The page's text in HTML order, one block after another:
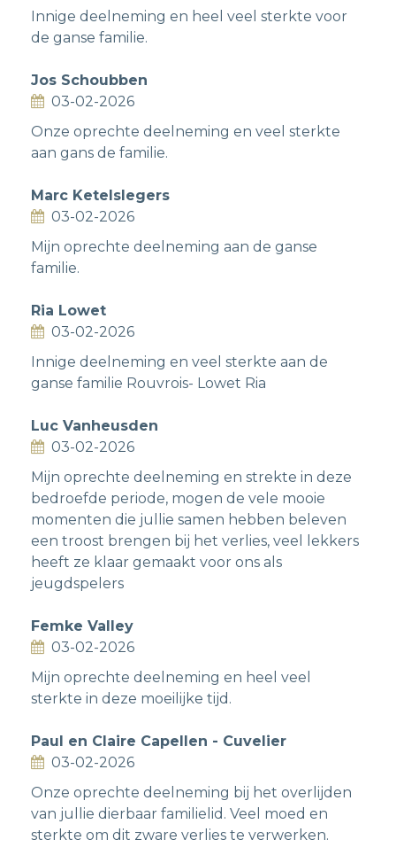
Innige deelneming en heel veel sterkte voor
de ganse familie.
Jos Schoubben
03-02-2026
Onze oprechte deelneming en veel sterkte
aan gans de familie.
Marc Ketelslegers
03-02-2026
Mijn oprechte deelneming aan de ganse
familie.
Ria Lowet
03-02-2026
Innige deelneming en veel sterkte aan de
ganse familie Rouvrois- Lowet Ria
Luc Vanheusden
03-02-2026
Mijn oprechte deelneming en strekte in deze
bedroefde periode, mogen de vele mooie
momenten die jullie samen hebben beleven
een troost brengen bij het verlies, veel lekkers
heeft ze klaar gemaakt voor ons als
jeugdspelers
Femke Valley
03-02-2026
Mijn oprechte deelneming en heel veel
sterkte in deze moeilijke tijd.
Paul en Claire Capellen - Cuvelier
03-02-2026
Onze oprechte deelneming bij het overlijden
van jullie dierbaar familielid. Veel moed en
sterkte om dit zware verlies te verwerken.